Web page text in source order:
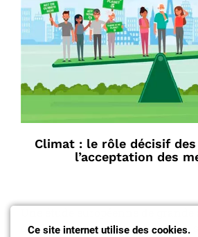
Climat : le rôle décisif
l’acceptation des
que les politiques climatiques ne
Ce site internet utilise des cookies.